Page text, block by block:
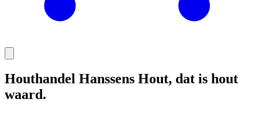
Houthandel Hanssens Hout, dat is hout
waard.